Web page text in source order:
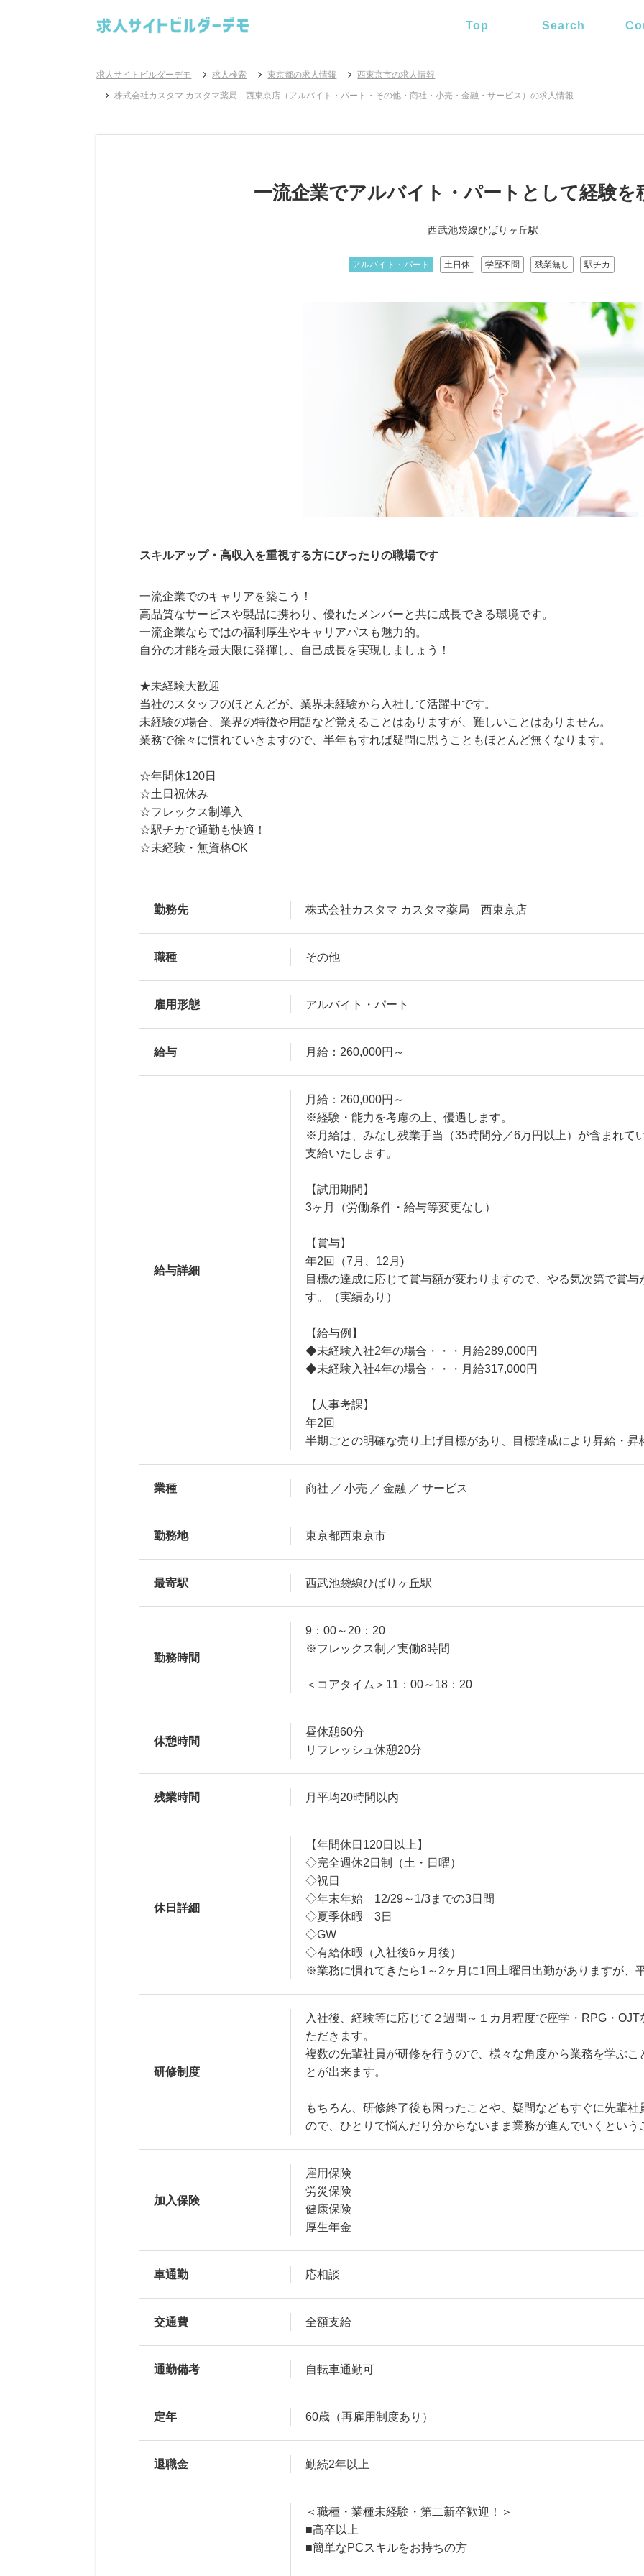
Top Search
求人サイトビルダーデモ 求人検索 東京都の求人情報 西東京市の求人情報
株式会社カスタマ カスタマ薬局 西東京店（アルバイト・パート・その他・商社・小売・金融・サービス）の求人情報
一流企業でアルバイト・パートとして経験を
西武池袋線ひばりヶ丘駅
アルバイト・パート 土日休 学歴不問 残業無し 駅チカ
スキルアップ・高収入を重視する方にぴったりの職場です
一流企業でのキャリアを築こう！
高品質なサービスや製品に携わり、優れたメンバーと共に成長できる環境です。
一流企業ならではの福利厚生やキャリアパスも魅力的。
自分の才能を最大限に発揮し、自己成長を実現しましょう！
★未経験大歓迎
当社のスタッフのほとんどが、業界未経験から入社して活躍中です。
未経験の場合、業界の特徴や用語など覚えることはありますが、難しいことはありません。
業務で徐々に慣れていきますので、半年もすれば疑問に思うこともほとんど無くなります。
☆年間休120日
☆土日祝休み
☆フレックス制導入
☆駅チカで通勤も快適！
☆未経験・無資格OK
勤務先 株式会社カスタマ カスタマ薬局 西東京店
職種 その他
雇用形態 アルバイト・パート
給与 月給：260,000円～
給与詳細
月給：260,000円～
※経験・能力を考慮の上、優遇します。
※月給は、みなし残業手当（35時間分／6万円以上）が含まれて
支給いたします。
【試用期間】
3ヶ月（労働条件・給与等変更なし）
【賞与】
年2回（7月、12月)
目標の達成に応じて賞与額が変わりますので、やる気次第で賞与
す。（実績あり）
【給与例】
◆未経験入社2年の場合・・・月給289,000円
◆未経験入社4年の場合・・・月給317,000円
【人事考課】
年2回
半期ごとの明確な売り上げ目標があり、目標達成により昇給・昇
業種 商社 小売 金融 サービス
勤務地 東京都西東京市
最寄駅 西武池袋線ひばりヶ丘駅
勤務時間
9：00～20：20
※フレックス制／実働8時間
＜コアタイム＞11：00～18：20
休憩時間
昼休憩60分
リフレッシュ休憩20分
残業時間 月平均20時間以内
休日詳細
【年間休日120日以上】
◇完全週休2日制（土・日曜）
◇祝日
◇年末年始 12/29～1/3までの3日間
◇夏季休暇 3日
◇GW
◇有給休暇（入社後6ヶ月後）
※業務に慣れてきたら1～2ヶ月に1回土曜日出勤がありますが、
研修制度
入社後、経験等に応じて２週間～１カ月程度で座学・RPG・
ただきます。
複数の先輩社員が研修を行うので、様々な角度から業務を学ぶこ
とが出来ます。
もちろん、研修終了後も困ったことや、疑問などもすぐに先輩
ので、ひとりで悩んだり分からないまま業務が進んでいくという
加入保険
雇用保険
労災保険
健康保険
厚生年金
車通勤 応相談
交通費 全額支給
通勤備考 自転車通勤可
定年 60歳（再雇用制度あり）
退職金 勤続2年以上
＜職種・業種未経験・第二新卒歓迎！＞
■高卒以上
■簡単なPCスキルをお持ちの方